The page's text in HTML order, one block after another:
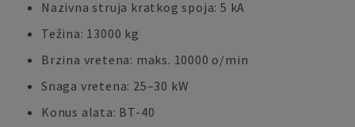
Nazivna struja kratkog spoja: 5 kA
Težina: 13000 kg
Brzina vretena: maks. 10000 o/min
Snaga vretena: 25–30 kW
Konus alata: BT-40